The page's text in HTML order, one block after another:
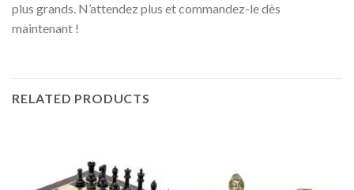
plus grands. N’attendez plus et commandez-le dès
maintenant !
RELATED PRODUCTS